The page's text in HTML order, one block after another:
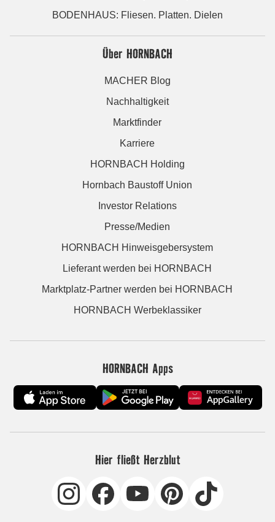
BODENHAUS: Fliesen. Platten. Dielen
Über HORNBACH
MACHER Blog
Nachhaltigkeit
Marktfinder
Karriere
HORNBACH Holding
Hornbach Baustoff Union
Investor Relations
Presse/Medien
HORNBACH Hinweisgebersystem
Lieferant werden bei HORNBACH
Marktplatz-Partner werden bei HORNBACH
HORNBACH Werbeklassiker
HORNBACH Apps
Hier fließt Herzblut